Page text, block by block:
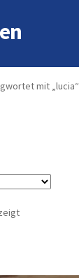
mit „lucia“